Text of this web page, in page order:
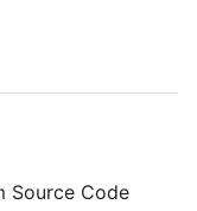
Source Code